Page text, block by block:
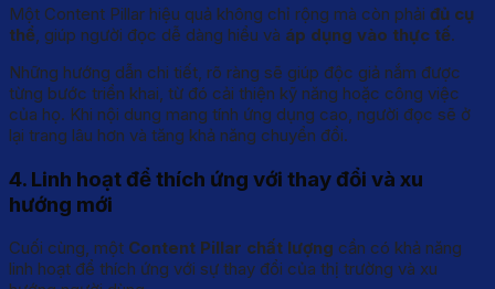
Một Content Pillar hiệu quả không chỉ rộng mà còn phải đủ cụ
thể, giúp người đọc dễ dàng hiểu và áp dụng vào thực tế.
Những hướng dẫn chi tiết, rõ ràng sẽ giúp độc giả nắm được
từng bước triển khai, từ đó cải thiện kỹ năng hoặc công việc
của họ. Khi nội dung mang tính ứng dụng cao, người đọc sẽ ở
lại trang lâu hơn và tăng khả năng chuyển đổi.
4. Linh hoạt để thích ứng với thay đổi và xu
hướng mới
Cuối cùng, một Content Pillar chất lượng cần có khả năng
linh hoạt để thích ứng với sự thay đổi của thị trường và xu